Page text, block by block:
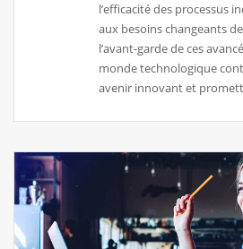
l’efficacité des processus
aux besoins changeants
l’avant-garde de ces
monde technologique
avenir innovant et